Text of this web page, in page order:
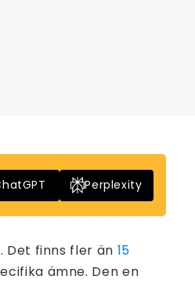
Perplexity
Det finns fler än 15
ämne. Den en